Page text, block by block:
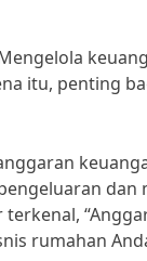
itu, penting
dan
rumahan